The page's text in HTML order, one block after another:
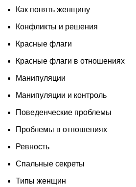
Как понять женщину
Конфликты и решения
Красные флаги
Красные флаги в отношениях
Манипуляции
Манипуляции и контроль
Поведенческие проблемы
Проблемы в отношениях
Ревность
Спальные секреты
Типы женщин